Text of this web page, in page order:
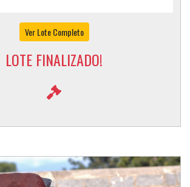
Ver Lote Completo
LOTE FINALIZADO!